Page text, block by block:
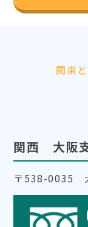
関東
関西 大阪
〒538-0035